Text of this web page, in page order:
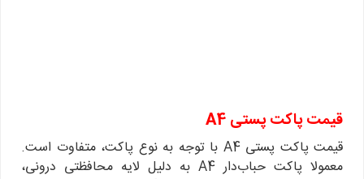
قیمت پاکت پستی A4
قیمت پاکت پستی A4 با توجه به نوع پاکت، متفاوت است.
معمولا پاکت حباب‌دار A4 به دلیل لایه محافظتی درونی،